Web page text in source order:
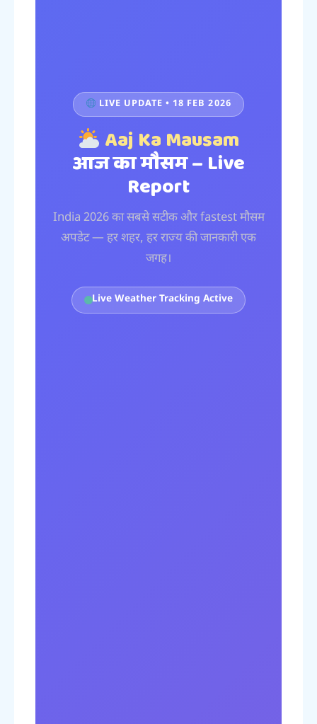
LIVE UPDATE • 18 FEB 2026
Aaj Ka Mausam
आज का मौसम – Live
Report
India 2026 का सबसे सटीक और fastest मौसम
अपडेट — हर शहर, हर राज्य की जानकारी एक
जगह।
Live Weather Tracking Active